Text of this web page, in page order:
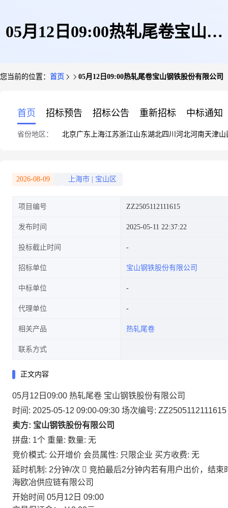
05月12日09:00热轧尾卷宝山钢
您当前的位置： 首页 05月12日09:00热轧尾卷宝山钢铁股份有限公司
首页 招标预告 招标公告 重新招标 中标通知
省份地区： 北京广东 上海江苏浙江山东湖北四川 河北河南天津山
2026-08-09 上海市 宝山区
项目编号 ZZ2505112111615
发布时间 2025-05-11 22:37:22
投标截止时间
招标单位 宝山钢铁股份有限公司
中标单位
代理单位
相关产品 热轧尾卷
联系方式
正文内容
05月12日09:00 热轧尾卷 宝山钢铁股份有限公司
时间: 2025-05-12 09:00-09:30 场次编号: ZZ2505112111615
卖方: 宝山钢铁股份有限公司
拼盘: 1个 重量: 数量: 无
竞价模式: 公开增价 会员属性: 只限企业 买方收费: 无
延时机制: 2分钟/次  竞拍最后2分钟内若有用户出价，结
海欧冶供应链有限公司
开始时间 05月12日 09:00